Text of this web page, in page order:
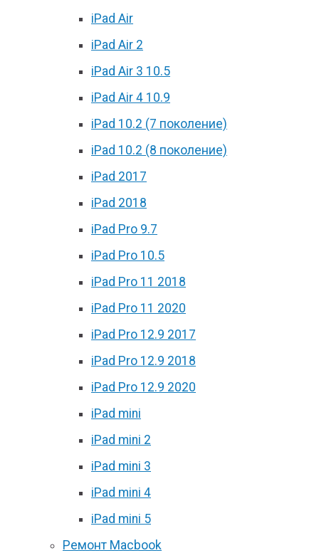
iPad Air
iPad Air 2
iPad Air 3 10.5
iPad Air 4 10.9
iPad 10.2 (7 поколение)
iPad 10.2 (8 поколение)
iPad 2017
iPad 2018
iPad Pro 9.7
iPad Pro 10.5
iPad Pro 11 2018
iPad Pro 11 2020
iPad Pro 12.9 2017
iPad Pro 12.9 2018
iPad Pro 12.9 2020
iPad mini
iPad mini 2
iPad mini 3
iPad mini 4
iPad mini 5
Ремонт Macbook